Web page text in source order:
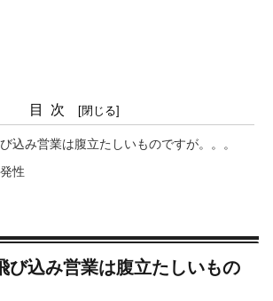
目次
込み営業は腹立たしいものですが。。。
性
び込み営業は腹立たしいもの